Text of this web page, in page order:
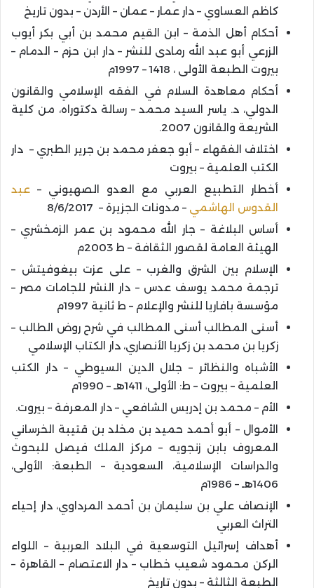
كاظم العساوي – دار عمار – عمان – الأردن – بدون تاريخ
أحكام أهل الذمة – ابن القيم محمد بن أبي بكر أيوب
الزرعي أبو عبد الله رمادى للنشر – دار ابن حزم – الدمام –
بيروت الطبعة الأولى ، 1418 – 1997م
أحكام معاهدة السلام في الفقه الإسلامي والقانون
الدولي، د. ياسر السيد محمد – رسالة دكتوراه، من كلية
الشريعة والقانون 2007.
اختلاف الفقهاء – أبو جعفر محمد بن جرير الطبري – دار
الكتب العلمية – بيروت
أخطار التطبيع العربي مع العدو الصهيوني – عبد
القدوس الهاشمي – مدونات الجزيرة – 8/6/2017
أساس البلاغة – جار الله محمود بن عمر الزمخشري –
الهيئة العامة لقصور الثقافة – ط 2003م
الإسلام بين الشرق والغرب – على عزت بيغوفيتش –
ترجمة محمد يوسف عدس – دار النشر للجامات مصر –
مؤسسة بافاريا للنشر والإعلام – ط ثانية 1997م
أسنى المطالب أسنى المطالب في شرح روض الطالب –
زكريا بن محمد بن زكريا الأنصاري، دار الكتاب الإسلامي
الأشباه والنظائر – جلال الدين السيوطي – دار الكتب
العلمية – بيروت – ط: الأولى، 1411هـ – 1990م
الأم – محمد بن إدريس الشافعي – دار المعرفة – بيروت.
الأموال – أبو أحمد حميد بن مخلد بن قتيبة الخرساني
المعروف بابن زنجويه – مركز الملك فيصل للبحوث
والدراسات الإسلامية، السعودية – الطبعة: الأولى،
1406هـ – 1986م
الإنصاف علي بن سليمان بن أحمد المرداوي، دار إحياء
التراث العربي
أهداف إسرائيل التوسعية في البلاد العربية – اللواء
الركن محمود شعيب خطاب – دار الاعتصام – القاهرة –
الطبعة الثالثة – بدون تاريخ